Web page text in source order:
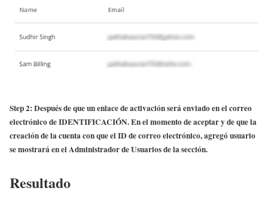
Step 2: Después de que un enlace de activación será enviado en el correo
electrónico de IDENTIFICACIÓN. En el momento de aceptar y de que la
creación de la cuenta con que el ID de correo electrónico, agregó usuario
se mostrará en el Administrador de Usuarios de la sección.
Resultado